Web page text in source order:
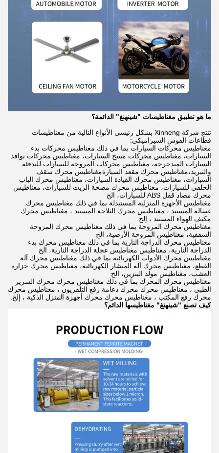
ما هو تطبيق مغناطيسات "شينهنغ" الدائمة؟
تنتج شركة Xinheng بشكل رئيسي الأنواع التالية من مغناطيسات
قطاعات القوس السيراميكي:
مغناطيس محركات السيارات بما في ذلك مغناطيس محركات بدء
السيارات، مغناطيس محركات مسح السيارات، مغناطيس محركات نوافذ
السيارات المتدحرجة، مغناطيس محركات المروحة للسيارات للتدفئة
والتبريد،مغناطيس محرك مقعد السيارةمغناطيس محرك سقف
السيارات، مغناطيس محرك القيادة السيارات، مغناطيس محرك الباب
الخلفي للسيارات، مغناطيس محرك مضخة الزيت للسيارات، مغناطيس
محرك مضاد قفل ABS للسيارات، الخ
مغناطيس الأجهزة المنزلية المستبدلة بما في ذلك مغناطيس محرك
غسالة المستبد ، مغناطيس محرك الثلاجة المستبد ، مغناطيس محرك
مكيف الهواء المستبد ، إلخ.
مغناطيس محرك المروحة بما في ذلك مغناطيس محرك المروحة
السقفية، مغناطيس المروحة الأرضية، الخ
مغناطيس محرك الدراجة النارية بما في ذلك مغناطيس محرك بدء
الدراجة النارية، مغناطيس مغناطيس عجلة الدراجة النارية، الخ
مغناطيس محرك الأدوات الكهربائية بما في ذلك مغناطيس محرك آلة
القطع، مغناطيس محرك آلة المنشار الكهربائية، مغناطيس محرك جزارة
العشب، مغناطيس مولد البنزين، الخ
مغناطيس محرك المحرك بما في ذلك مغناطيس محرك محرك السرير
الطبي ، مغناطيس محرك محرك دعامة رفع التلفزيون ، مغناطيس محرك
محرك رفع المكتب ، مغناطيس محرك محرك أجهزة المنزل الذكية ، إلخ.
كيف تصنع "شينهنغ" مغناطيسها الدائم؟